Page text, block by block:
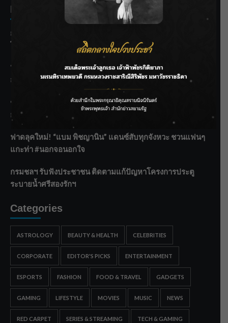
Recent Posts
กรมประมงฟื้น “บ้านธารทอง” จากป่าเสื่อมโทรม สู่แหล่ง
โปรตีนยั่งยืนตามพระราชดำริ
“MARQUISE (มาร์คีส์) บุกตลาดโกลบอลต่อเนื่อง ส่งซิงเกิลที่
สอง “IRONIC” เปลี่ยนความเจ็บให้กลายเป็นการเอาคืน”
ชลประทานเชียงใหม่เร่งพร่องน้ำแม่น้ำปิง รับมวลน้ำเหนือ ย้ำ
ยังไม่ล้นตลิ่ง
ฟาดลุคใหม่! “แบม พิชญานิน” แดนซ์สับทุกจังหวะ ชวนแฟนๆ
แกะท่า #นอกจอนอกใจ
กรมชลฯ รับฟังประชาชน ติดตามแก้ปัญหาโครงการประตู
ระบายน้ำศรีสองรักฯ
Categories
ASTROLOGY BEAUTY & HEALTH CELEBRITIES
CORPORATE EDITOR'S PICKS ENTERTAINMENT
ESPORTS FASHION FOOD & TRAVEL GADGETS
GAMING LIFESTYLE MOVIES MUSIC NEWS
RED CARPET SERIES & STREAMING TECH & GAMING